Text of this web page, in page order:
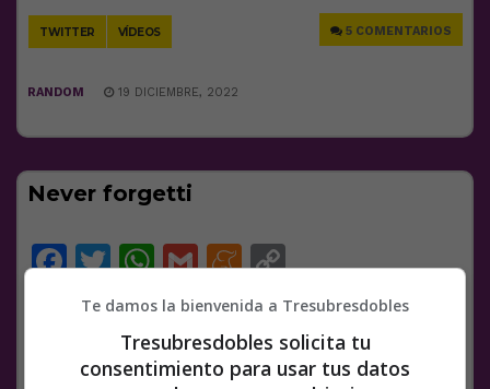
TWITTER VÍDEOS 5 COMENTARIOS
RANDOM 19 DICIEMBRE, 2022
Never forgetti
Facebook
Twitter
WhatsApp
Gmail
Meneame
Copy
Link
Te damos la bienvenida a Tresubresdobles
Tresubresdobles solicita tu
consentimiento para usar tus datos